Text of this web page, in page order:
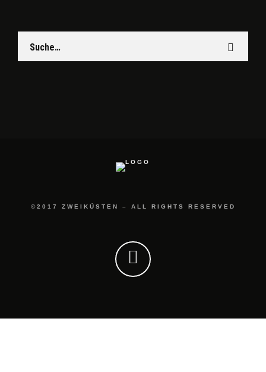
©2017 ZWEIKÜSTEN – ALL RIGHTS RESERVED